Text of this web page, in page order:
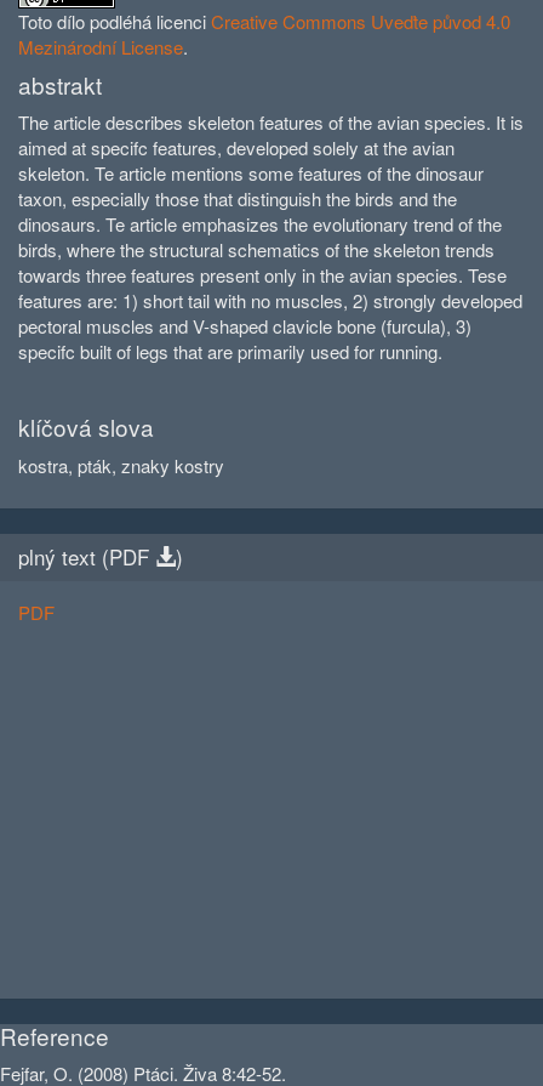
Toto dílo podléhá licenciCreative Commons Uveďte původ 4.0
Mezinárodní License.
abstrakt
The article describes skeleton features of the avian species. It is
aimed at specifc features, developed solely at the avian
skeleton. Te article mentions some features of the dinosaur
taxon, especially those that distinguish the birds and the
dinosaurs. Te article emphasizes the evolutionary trend of the
birds, where the structural schematics of the skeleton trends
towards three features present only in the avian species. Tese
features are: 1) short tail with no muscles, 2) strongly developed
pectoral muscles and V-shaped clavicle bone (furcula), 3)
specifc built of legs that are primarily used for running.
klíčová slova
kostra, pták, znaky kostry
plný text (PDF )
PDF
Reference
Fejfar, O. (2008) Ptáci. Živa 8:42-52.